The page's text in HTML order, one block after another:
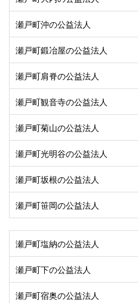
瀬戸町沖の公益法人
瀬戸町鍛冶屋の公益法人
瀬戸町肩脊の公益法人
瀬戸町観音寺の公益法人
瀬戸町菊山の公益法人
瀬戸町光明谷の公益法人
瀬戸町坂根の公益法人
瀬戸町笹岡の公益法人
瀬戸町塩納の公益法人
瀬戸町下の公益法人
瀬戸町宿奥の公益法人